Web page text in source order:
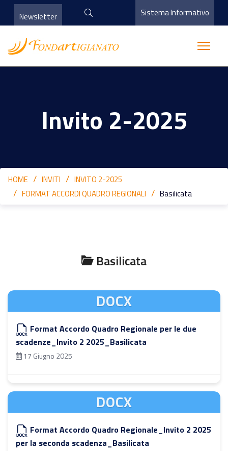
Newsletter Sistema Informativo
Invito 2-2025
HOME INVITI
INVITO 2-2025
FORMAT ACCORDI QUADRO REGIONALI
Basilicata
Basilicata
DOCX
scadenze_Invito 2 2025_Basilicata
17 Giugno 2025
DOCX
per la seconda scadenza_Basilicata